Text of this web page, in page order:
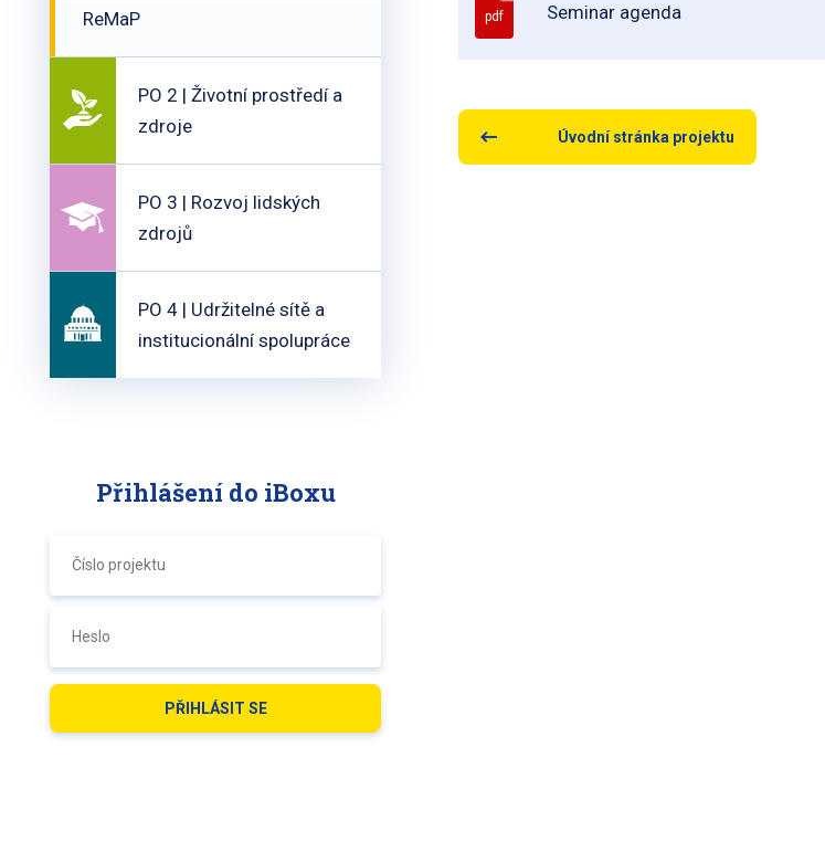
ReMaP
PO 2 | Životní prostředí a
zdroje
PO 3 | Rozvoj lidských
zdrojů
PO 4 | Udržitelné sítě a
institucionální spolupráce
Přihlášení do iBoxu
pdf Seminar agenda
Úvodní stránka projektu